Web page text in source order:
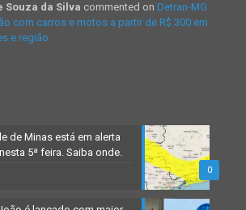
Souza da Silva commented on Detran-MG
com carros e motos a partir de R$ 300 em
e região.
0
de Minas está em alerta
5ª feira. Saiba onde.